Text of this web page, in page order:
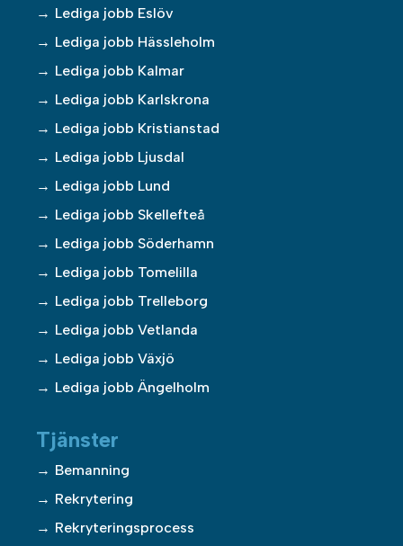
Lediga jobb Eslöv
Lediga jobb Hässleholm
Lediga jobb Kalmar
Lediga jobb Karlskrona
Lediga jobb Kristianstad
Lediga jobb Ljusdal
Lediga jobb Lund
Lediga jobb Skellefteå
Lediga jobb Söderhamn
Lediga jobb Tomelilla
Lediga jobb Trelleborg
Lediga jobb Vetlanda
Lediga jobb Växjö
Lediga jobb Ängelholm
Tjänster
Bemanning
Rekrytering
Rekryteringsprocess